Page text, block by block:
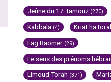
Jeûne du 17 Tamouz (270)
Kabbala (4) Kriat
Lag Baomer (29)
Le sens des prénoms
Limoud Torah (371)